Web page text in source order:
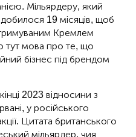
Мільярдеру, який
19 місяців, щоб
Кремлем
мова про те, що
бізнес під брендом
2023 відносини з
у російського
Цитата британського
мільярдер, чия